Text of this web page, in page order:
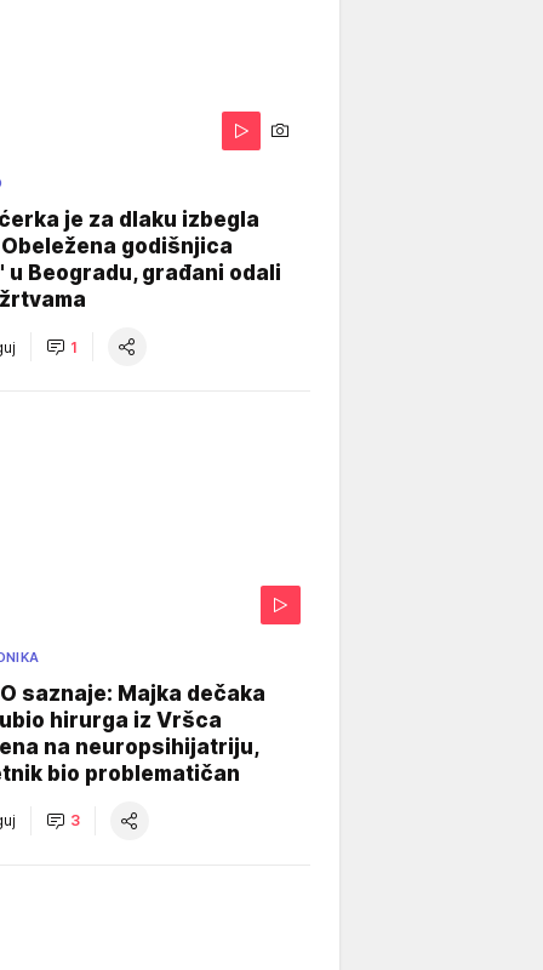
je za dlaku izbegla
godišnjica
u Beogradu, građani odali
1
saznaje: Majka dečaka
hirurga iz Vršca
na neuropsihijatriju,
bio problematičan
3